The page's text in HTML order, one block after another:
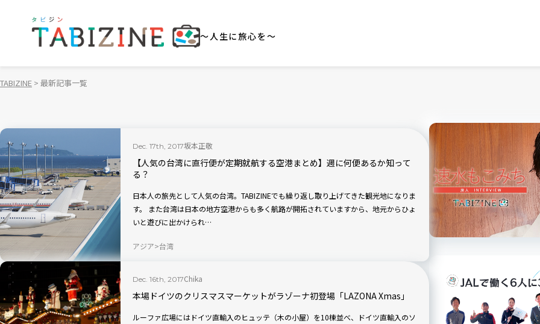
～人生に旅心を～
TABIZINE 最新記事一覧
Dec. 17th, 2017坂本正敬
【人気の台湾に直行便が定期就航する空港まとめ】週に何便あるか知って
る？
日本人の旅先として人気の台湾。TABIZINEでも繰り返し取り上げてきた観光地になりま
す。 また台湾は日本の地方空港からも多く航路が開拓されていますから、地元からひょ
いと遊びに出かけられ…
アジア 台湾
Dec. 16th, 2017Chika
本場ドイツのクリスマスマーケットがラゾーナ初登場「LAZONA Xmas」
ルーファ広場にはドイツ直輸入のヒュッテ（木の小屋）を10棟並べ、ドイツ直輸入のソ